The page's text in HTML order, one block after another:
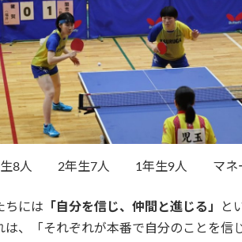
生8人 2年生7人 1年生9人 マネー
ちには 「自分を信じ、仲間と進じる」
と
は、「それぞれが本番で自分のことを信